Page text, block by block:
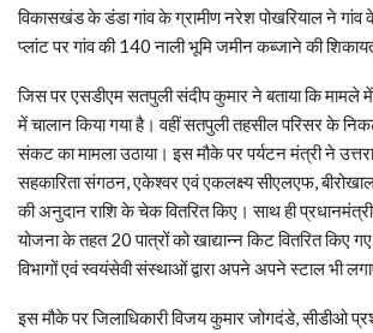
विकासखंड के डंडा गांव के ग्रामीण नरेश पोखरियाल ने
प्लांट पर गांव की 140 नाली भूमि जमीन कब्जाने की
जिस पर एसडीएम सतपुली संदीप कुमार ने बताया कि मामले में
में चालान किया गया है। वहीं सतपुली तहसील परिसर के
संकट का मामला उठाया। इस मौके पर पर्यटन मंत्री ने
सहकारिता संगठन, एकेश्वर एवं एकलक्ष्य सीएलएफ,
की अनुदान राशि के चेक वितरित किए। साथ ही
योजना के तहत 20 पात्रों को खाद्यान्न किट वितरित किए
विभागों एवं स्वयंसेवी संस्थाओं द्वारा अपने अपने स्टाल भी
इस मौके पर जिलाधिकारी विजय कुमार जोगदंडे, सीडीओ